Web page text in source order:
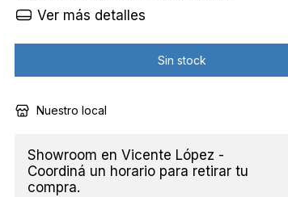
Ver más detalles
Nuestro local
Showroom en Vicente López -
Coordiná un horario para retirar tu
compra.